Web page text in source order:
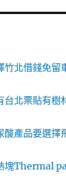
竹北借錢免留
台北票貼有樹
酸產品要選擇
塊Thermal